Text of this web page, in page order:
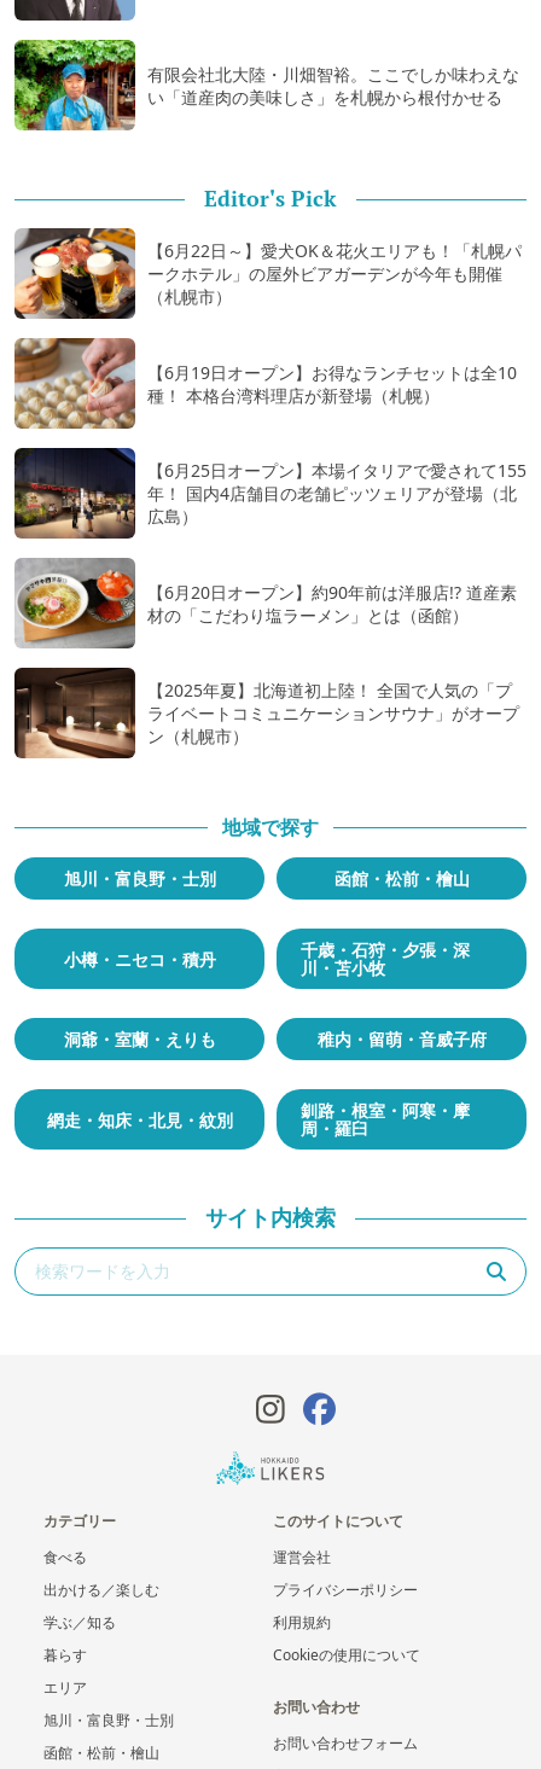
有限会社北大陸・川畑智裕。ここでしか味わえな
い「道産肉の美味しさ」を札幌から根付かせる
Editor's Pick
【6月22日～】愛犬OK＆花火エリアも！「札幌パ
ークホテル」の屋外ビアガーデンが今年も開催
（札幌市）
【6月19日オープン】お得なランチセットは全10
種！ 本格台湾料理店が新登場（札幌）
【6月25日オープン】本場イタリアで愛されて155
年！ 国内4店舗目の老舗ピッツェリアが登場（北
広島）
【6月20日オープン】約90年前は洋服店!? 道産素
材の「こだわり塩ラーメン」とは（函館）
【2025年夏】北海道初上陸！ 全国で人気の「プ
ライベートコミュニケーションサウナ」がオープ
ン（札幌市）
地域で探す
旭川・富良野・士別 函館・松前・檜山
小樽・ニセコ・積丹 千歳・石狩・夕張・深
川・苫小牧
洞爺・室蘭・えりも 稚内・留萌・音威子府
網走・知床・北見・紋別 釧路・根室・阿寒・摩
周・羅臼
サイト内検索
カテゴリー
食べる
出かける／楽しむ
学ぶ／知る
暮らす
エリア
旭川・富良野・士別
函館・松前・檜山
このサイトについて
運営会社
プライバシーポリシー
利用規約
Cookieの使用について
お問い合わせ
お問い合わせフォーム